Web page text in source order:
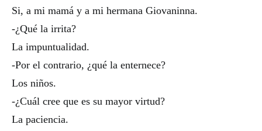
Si, a mi mamá y a mi hermana Giovaninna.
-¿Qué la irrita?
La impuntualidad.
-Por el contrario, ¿qué la enternece?
Los niños.
-¿Cuál cree que es su mayor virtud?
La paciencia.